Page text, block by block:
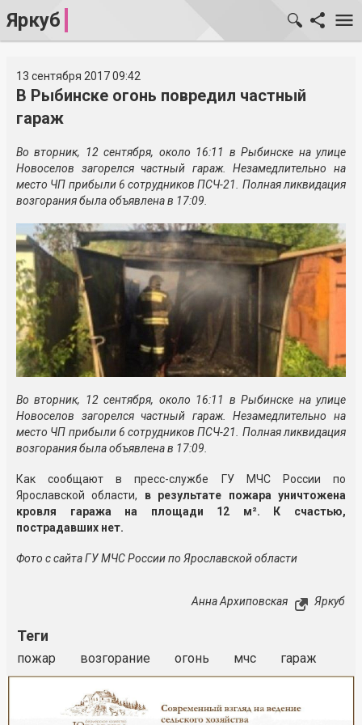
Яркуб
13 сентября 2017 09:42
В Рыбинске огонь повредил частный
гараж
Во вторник, 12 сентября, около 16:11 в Рыбинске на улице
Новоселов загорелся частный гараж. Незамедлительно на
место ЧП прибыли 6 сотрудников ПСЧ-21. Полная ликвидация
возгорания была объявлена в 17:09.
Во вторник, 12 сентября, около 16:11 в Рыбинске на улице
Новоселов загорелся частный гараж. Незамедлительно на
место ЧП прибыли 6 сотрудников ПСЧ-21. Полная ликвидация
возгорания была объявлена в 17:09.
Как сообщают в пресс-службе ГУ МЧС России по
Ярославской области, в результате пожара уничтожена
кровля гаража на площади 12 м². К счастью,
пострадавших нет.
Фото с сайта ГУ МЧС России по Ярославской области
Анна Архиповская Яркуб
Теги
пожар возгорание огонь мчс гараж